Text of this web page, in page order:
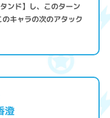
ンド】し、このターン
キャラの次のアタック
澄